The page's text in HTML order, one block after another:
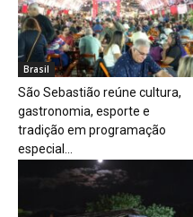
Brasil
São Sebastião reúne cultura,
gastronomia, esporte e
tradição em programação
especial...